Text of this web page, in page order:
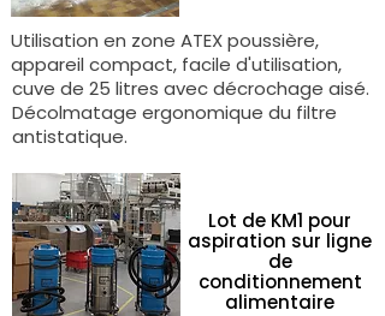
Utilisation en zone ATEX poussière,
appareil compact, facile d'utilisation,
cuve de 25 litres avec décrochage aisé.
Décolmatage ergonomique du filtre
antistatique.
Lot de KM1 pour
aspiration sur ligne
de
conditionnement
alimentaire